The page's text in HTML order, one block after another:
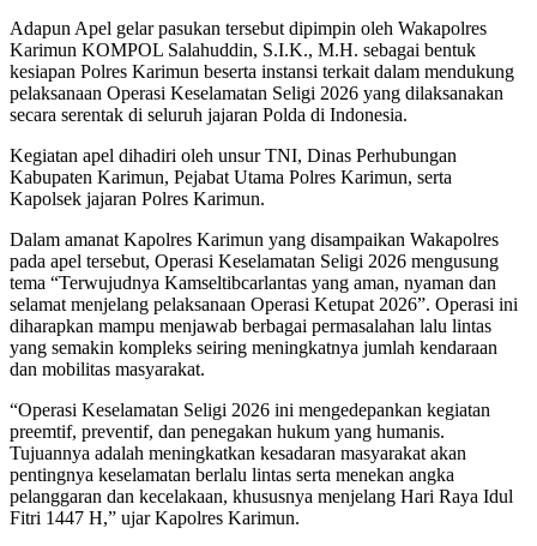
Adapun Apel gelar pasukan tersebut dipimpin oleh Wakapolres
Karimun KOMPOL Salahuddin, S.I.K., M.H. sebagai bentuk
kesiapan Polres Karimun beserta instansi terkait dalam mendukung
pelaksanaan Operasi Keselamatan Seligi 2026 yang dilaksanakan
secara serentak di seluruh jajaran Polda di Indonesia.
Kegiatan apel dihadiri oleh unsur TNI, Dinas Perhubungan
Kabupaten Karimun, Pejabat Utama Polres Karimun, serta
Kapolsek jajaran Polres Karimun.
Dalam amanat Kapolres Karimun yang disampaikan Wakapolres
pada apel tersebut, Operasi Keselamatan Seligi 2026 mengusung
tema “Terwujudnya Kamseltibcarlantas yang aman, nyaman dan
selamat menjelang pelaksanaan Operasi Ketupat 2026”. Operasi ini
diharapkan mampu menjawab berbagai permasalahan lalu lintas
yang semakin kompleks seiring meningkatnya jumlah kendaraan
dan mobilitas masyarakat.
“Operasi Keselamatan Seligi 2026 ini mengedepankan kegiatan
preemtif, preventif, dan penegakan hukum yang humanis.
Tujuannya adalah meningkatkan kesadaran masyarakat akan
pentingnya keselamatan berlalu lintas serta menekan angka
pelanggaran dan kecelakaan, khususnya menjelang Hari Raya Idul
Fitri 1447 H,” ujar Kapolres Karimun.